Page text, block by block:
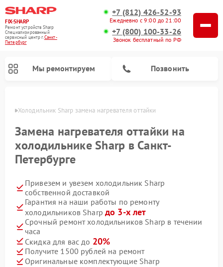
FIX-SHARP
Ремонт устройств Sharp
Специализированный
cервисный центр г.Санкт-
Петербург
+7 (812) 426-52-93
Ежедневно с 9:00 до 21:00
+7 (800) 100-33-26
Звонок бесплатный по РФ
Мы ремонтируем Позвонить
Холодильник Sharp замена нагревателя оттайки
Замена нагревателя оттайки на
холодильнике Sharp в Санкт-
Петербурге
Привезем и увезем холодильник Sharp
собственной доставкой
Гарантия на наши работы по ремонту
холодильников Sharpдо 3-х лет
Срочный ремонт холодильников Sharp в течении
часа
Скидка для вас до 20%
Получите 1500 рублей на ремонт
Оригинальные комплектующие Sharp